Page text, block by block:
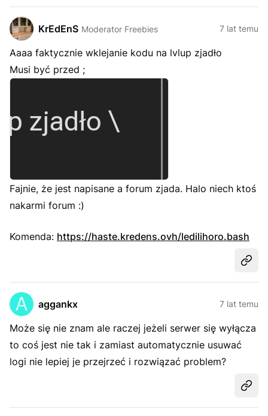
KrEdEnS Moderator Freebies 7 lat temu
Aaaa faktycznie wklejanie kodu na lvlup zjadło
Musi być przed ;
Fajnie, że jest napisane a forum zjada. Halo niech ktoś
nakarmi forum :)
Komenda: https://haste.kredens.ovh/ledilihoro.bash
aggankx 7 lat temu
Może się nie znam ale raczej jeżeli serwer się wyłącza
to coś jest nie tak i zamiast automatycznie usuwać
logi nie lepiej je przejrzeć i rozwiązać problem?